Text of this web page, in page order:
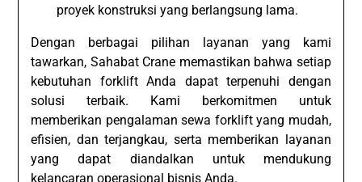
proyek konstruksi yang berlangsung lama.
Dengan berbagai pilihan layanan yang kami
tawarkan, Sahabat Crane memastikan bahwa setiap
kebutuhan forklift Anda dapat terpenuhi dengan
solusi terbaik. Kami berkomitmen untuk
memberikan pengalaman sewa forklift yang mudah,
efisien, dan terjangkau, serta memberikan layanan
yang dapat diandalkan untuk mendukung
kelancaran operasional bisnis Anda.